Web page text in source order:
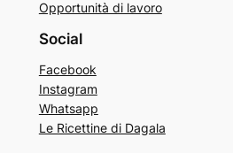
Opportunità di lavoro
Social
Facebook
Instagram
Whatsapp
Le Ricettine di Dagala